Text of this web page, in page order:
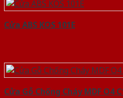
Cửa ABS KOS 101E
Cửa Gỗ Chống Cháy MDF O4